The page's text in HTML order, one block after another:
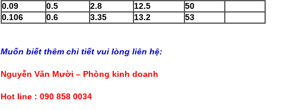
0.09
0.5 2.8 12.5
50
0.106
0.6 3.35 13.2 53
Muốn biết thêm chi tiết vui lòng liên hệ:
Nguyễn Văn Mười – Phòng kinh doanh
Hot line : 090 858 0034